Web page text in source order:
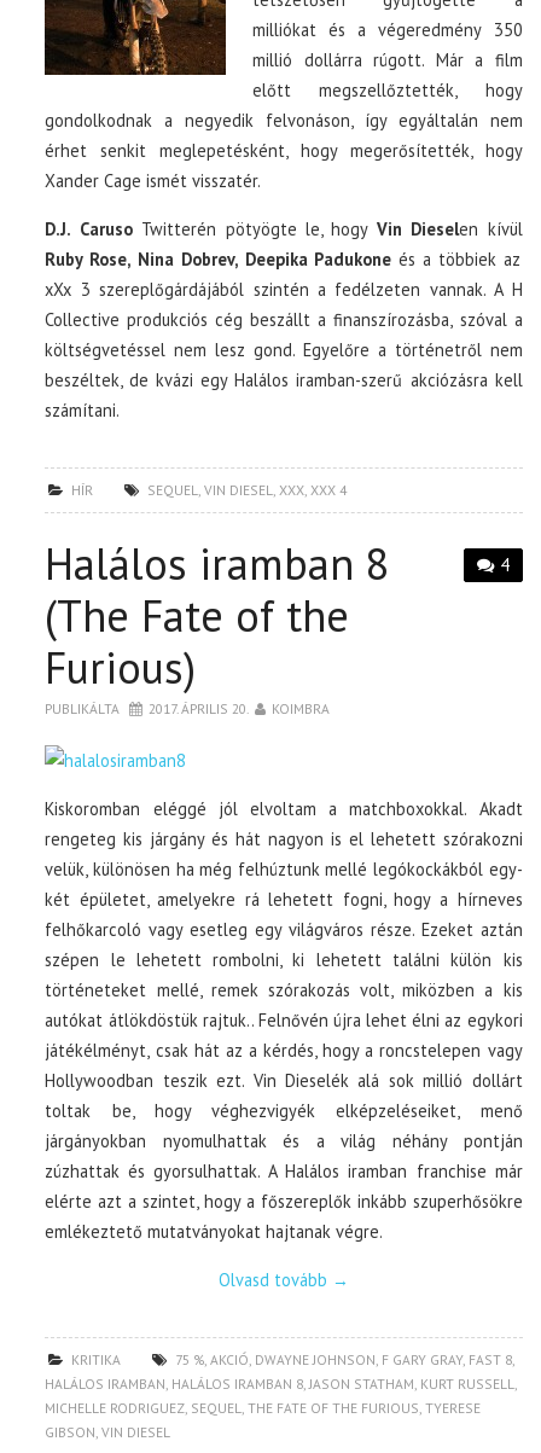
milliókat és a végeredmény 350
millió dollárra rúgott. Már a film
előtt megszellőztették, hogy
gondolkodnak a negyedik felvonáson, így egyáltalán nem
érhet senkit meglepetésként, hogy megerősítették, hogy
Xander Cage ismét visszatér.
D.J. CarusoTwitterén pötyögte le, hogy Vin Dieselen kívül
Ruby Rose, Nina Dobrev, Deepika Padukone és a többiek az
xXx 3 szereplőgárdájából szintén a fedélzeten vannak. A H
Collective produkciós cég beszállt a finanszírozásba, szóval a
költségvetéssel nem lesz gond. Egyelőre a történetről nem
beszéltek, de kvázi egy Halálos iramban-szerű akciózásra kell
számítani.
HÍR SEQUEL,VIN DIESEL,XXX,XXX 4
4
Halálos iramban 8
(The Fate of the
Furious)
PUBLIKÁLTA 2017. ÁPRILIS 20. KOIMBRA
Kiskoromban eléggé jól elvoltam a matchboxokkal. Akadt
rengeteg kis járgány és hát nagyon is el lehetett szórakozni
velük, különösen ha még felhúztunk mellé legókockákból egy-
két épületet, amelyekre rá lehetett fogni, hogy a hírneves
felhőkarcoló vagy esetleg egy világváros része. Ezeket aztán
szépen le lehetett rombolni, ki lehetett találni külön kis
történeteket mellé, remek szórakozás volt, miközben a kis
autókat átlökdöstük rajtuk.. Felnővén újra lehet élni az egykori
játékélményt, csak hát az a kérdés, hogy a roncstelepen vagy
Hollywoodban teszik ezt. Vin Dieselék alá sok millió dollárt
toltak be, hogy véghezvigyék elképzeléseiket, menő
járgányokban nyomulhattak és a világ néhány pontján
zúzhattak és gyorsulhattak. A Halálos iramban franchise már
elérte azt a szintet, hogy a főszereplők inkább szuperhősökre
emlékeztető mutatványokat hajtanak végre.
Olvasd tovább →
KRITIKA 75 %,AKCIÓ, DWAYNE JOHNSON, F GARY GRAY, FAST 8,
HALÁLOS IRAMBAN, HALÁLOS IRAMBAN 8,JASON STATHAM, KURT RUSSELL,
MICHELLE RODRIGUEZ, SEQUEL,THE FATE OF THE FURIOUS,TYERESE
GIBSON,VIN DIESEL